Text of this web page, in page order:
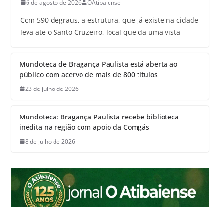
6 de agosto de 2026 OAtibaiense
Com 590 degraus, a estrutura, que já existe na cidade
leva até o Santo Cruzeiro, local que dá uma vista
Mundoteca de Bragança Paulista está aberta ao
público com acervo de mais de 800 títulos
23 de julho de 2026
Mundoteca: Bragança Paulista recebe biblioteca
inédita na região com apoio da Comgás
8 de julho de 2026